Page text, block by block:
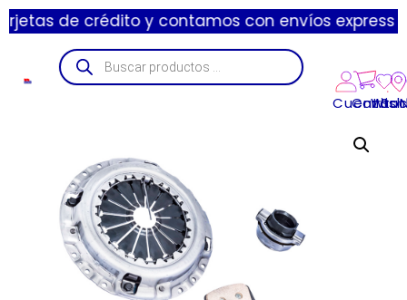
crédito y contamos con envíos express de 1 a
Cuenta
Carrito